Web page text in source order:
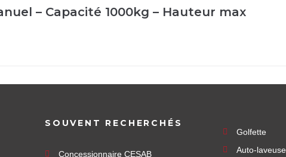
– Capacité 1000kg – Hauteur max
SOUVENT RECHERCHÉS
Concessionnaire CESAB
Golfette
Auto-laveuse